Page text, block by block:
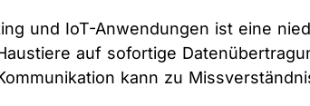
und IoT-Anwendungen ist eine
auf sofortige
kann zu